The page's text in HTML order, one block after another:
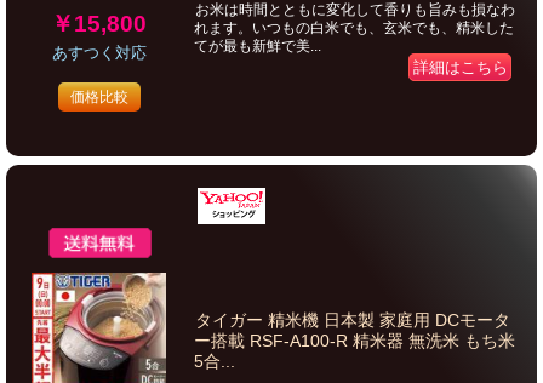
￥15,800
あすつく対応
価格比較
お米は時間とともに変化して香りも旨みも損なわ
れます。いつもの白米でも、玄米でも、精米した
てが最も新鮮で美...
詳細はこちら
タイガー 精米機 日本製 家庭用 DCモータ
ー搭載 RSF-A100-R 精米器 無洗米 もち米
5合...